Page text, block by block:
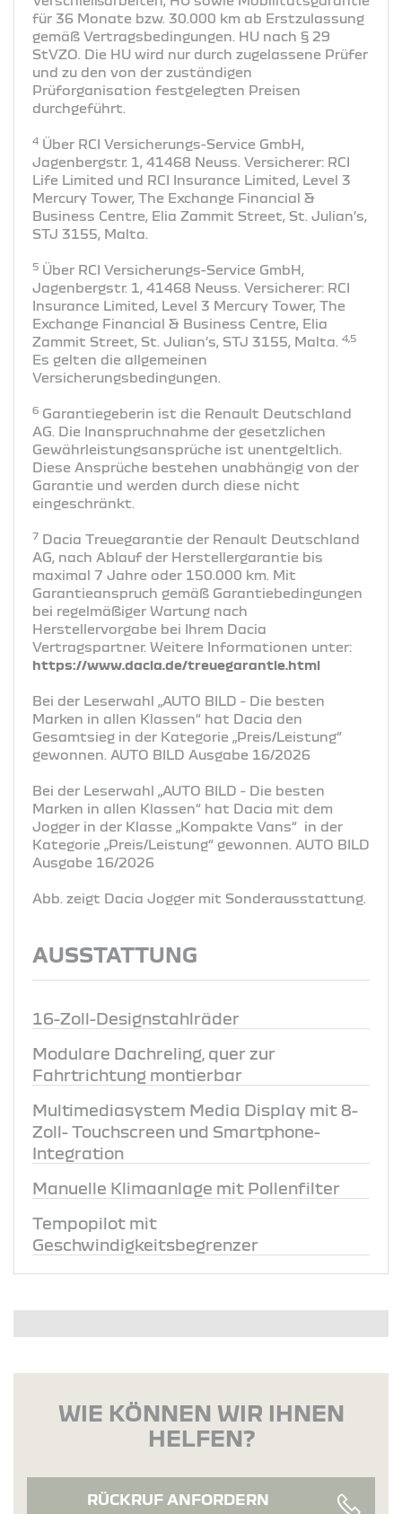
für 36 Monate bzw. 30.000 km ab Erstzulassung
gemäß Vertragsbedingungen. HU nach § 29
StVZO. Die HU wird nur durch zugelassene Prüfer
und zu den von der zuständigen
Prüforganisation festgelegten Preisen
durchgeführt.
4 Über RCI Versicherungs-Service GmbH,
Jagenbergstr. 1, 41468 Neuss. Versicherer: RCI
Life Limited und RCI Insurance Limited, Level 3
Mercury Tower, The Exchange Financial &
Business Centre, Elia Zammit Street, St. Julian’s,
STJ 3155, Malta.
5 Über RCI Versicherungs-Service GmbH,
Jagenbergstr. 1, 41468 Neuss. Versicherer: RCI
Insurance Limited, Level 3 Mercury Tower, The
Exchange Financial & Business Centre, Elia
Zammit Street, St. Julian’s, STJ 3155, Malta.
4,5
Es gelten die allgemeinen
Versicherungsbedingungen.
6 Garantiegeberin ist die Renault Deutschland
AG. Die Inanspruchnahme der gesetzlichen
Gewährleistungsansprüche ist unentgeltlich.
Diese Ansprüche bestehen unabhängig von der
Garantie und werden durch diese nicht
eingeschränkt.
7 Dacia Treuegarantie der Renault Deutschland
AG, nach Ablauf der Herstellergarantie bis
maximal 7 Jahre oder 150.000 km. Mit
Garantieanspruch gemäß Garantiebedingungen
bei regelmäßiger Wartung nach
Herstellervorgabe bei Ihrem Dacia
Vertragspartner. Weitere Informationen unter:
https://www.dacia.de/treuegarantie.html
Bei der Leserwahl „AUTO BILD - Die besten
Marken in allen Klassen“ hat Dacia den
Gesamtsieg in der Kategorie „Preis/Leistung“
gewonnen. AUTO BILD Ausgabe 16/2026
Bei der Leserwahl „AUTO BILD - Die besten
Marken in allen Klassen“ hat Dacia mit dem
Jogger in der Klasse „Kompakte Vans“ in der
Kategorie „Preis/Leistung“ gewonnen. AUTO BILD
Ausgabe 16/2026
Abb. zeigt Dacia Jogger mit Sonderausstattung.
AUSSTATTUNG
16-Zoll-Designstahlräder
Modulare Dachreling, quer zur
Fahrtrichtung montierbar
Multimediasystem Media Display mit 8-
Zoll- Touchscreen und Smartphone-
Integration
Manuelle Klimaanlage mit Pollenfilter
Tempopilot mit
Geschwindigkeitsbegrenzer
WIE KÖNNEN WIR IHNEN
HELFEN?
RÜCKRUF ANFORDERN